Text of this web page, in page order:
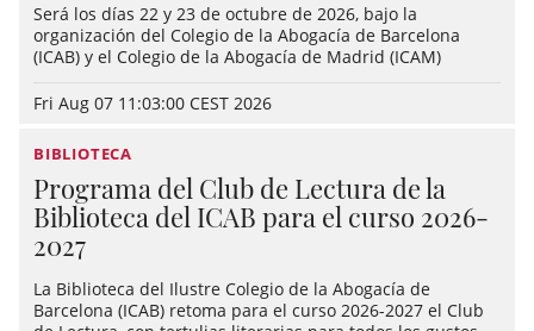
Será los días 22 y 23 de octubre de 2026, bajo la
organización del Colegio de la Abogacía de Barcelona
(ICAB) y el Colegio de la Abogacía de Madrid (ICAM)
Fri Aug 07 11:03:00 CEST 2026
BIBLIOTECA
Programa del Club de Lectura de la
Biblioteca del ICAB para el curso 2026-
2027
La Biblioteca del Ilustre Colegio de la Abogacía de
Barcelona (ICAB) retoma para el curso 2026-2027 el Club